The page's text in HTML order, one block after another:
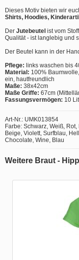
Dieses Motiv bieten wir
Shirts, Hoodies,
Der Jutebeutel ist vom
Qualität - ist langlebig und
Der Beutel kann in der
Pflege: links waschen bis
Material: 100%
ein, hautfreundlich
Maße: 38x42cm
Maße Griffe: 67cm
Fassungsvermögen: 10
Art-Nr.: UMK013854
Farbe: Schwarz, Weiß,
Beige, Violett, Surfblau,
Chocolate, Wine, Blau
Weitere Braut -